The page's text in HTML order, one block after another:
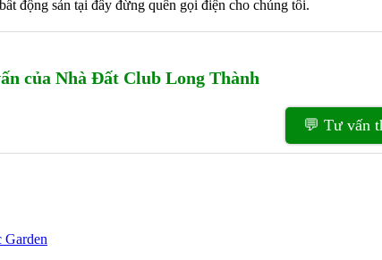
động sản tại đây đừng quên gọi điện cho chúng tôi.
của Nhà Đất Club Long Thành
💬 Tư vấn